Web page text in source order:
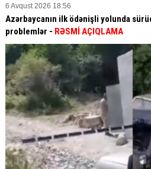
6 Avqust 2026 18:56
Azərbaycanın ilk ödənişli yolunda
problemlər - RƏSMİ AÇIQLAMA